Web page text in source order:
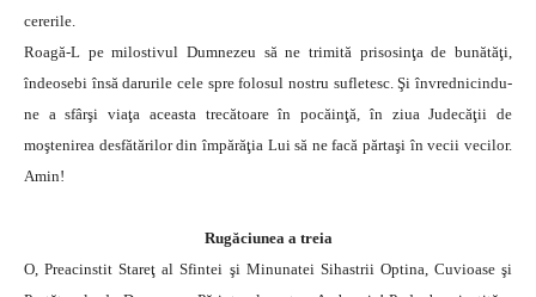
cererile.
Roagă-L pe milostivul Dumnezeu să ne trimită prisosinţa de bunătăţi,
îndeosebi însă darurile cele spre folosul nostru sufletesc. Şi învrednicindu-
ne a sfârşi viaţa aceasta trecătoare în pocăinţă, în ziua Judecăţii de
moştenirea desfătărilor din împărăţia Lui să ne facă părtaşi în vecii vecilor.
Amin!
Rugăciunea a treia
O, Preacinstit Stareţ al Sfintei şi Minunatei Sihastrii Optina, Cuvioase şi